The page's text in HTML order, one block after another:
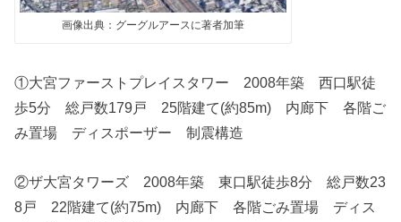
画像出典：グーグルアースに著者加筆
①大宮ファーストプレイスタワー 2008年築 西口駅徒
歩5分 総戸数179戸 25階建て(約85m) 内廊下 各階ご
み置場 ディスポーザー 制震構造
②ザ大宮タワーズ 2008年築 東口駅徒歩8分 総戸数23
8戸 22階建て(約75m) 内廊下 各階ごみ置場 ディス